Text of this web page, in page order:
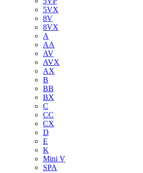
5VX
8V
8VX
A
AA
AV
AVX
AX
B
BB
BX
C
CC
CX
D
E
K
Mini V
SPA